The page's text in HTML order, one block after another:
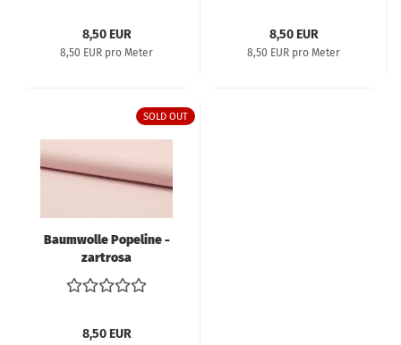
8,50 EUR
8,50 EUR pro Meter
8,50 EUR
8,50 EUR pro Meter
SOLD OUT
Baumwolle Popeline -
zartrosa
8,50 EUR